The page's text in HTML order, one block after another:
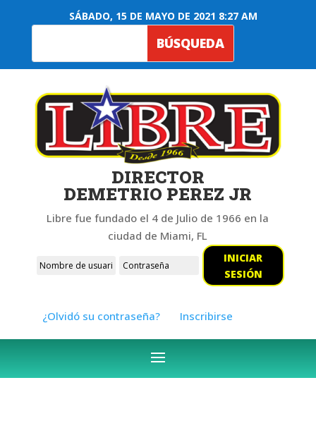
SÁBADO, 15 DE MAYO DE 2021 8:27 AM
DIRECTOR
DEMETRIO PEREZ JR
Libre fue fundado el 4 de Julio de 1966 en la
ciudad de Miami, FL
INICIAR
SESIÓN
¿Olvidó su contraseña? Inscribirse